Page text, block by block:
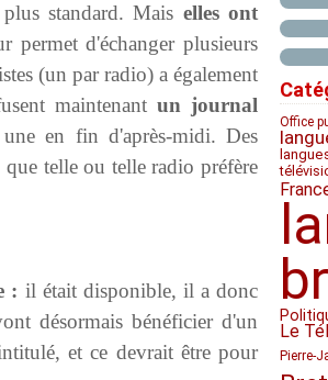
standard. Mais elles ont
permet d'échanger plusieurs
(un par radio) a également
maintenantun journal
en fin d'après-midi. Des
telle ou telle radio préfère
: il était disponible, il a donc
désormais bénéficier d'un
et ce devrait être pour
Office
Le
Pierre-